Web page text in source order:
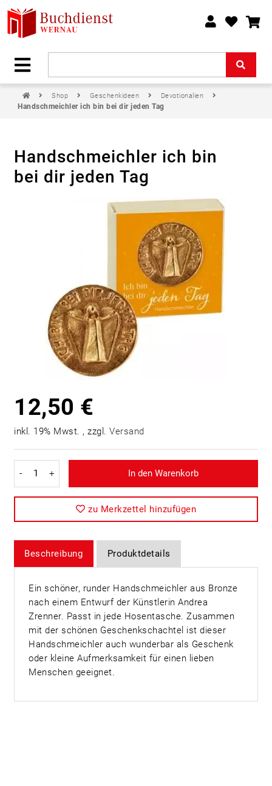
Shop Geschenkideen Devotionalien
Handschmeichler ich bin bei dir jeden Tag
Handschmeichler ich bin
bei dir jeden Tag
12,50 €
inkl. 19% Mwst. , zzgl. Versand
- + In den Warenkorb
zu Merkzettel hinzufügen
Beschreibung Produktdetails
Ein schöner, runder Handschmeichler aus Bronze
nach einem Entwurf der Künstlerin Andrea
Zrenner. Passt in jede Hosentasche. Zusammen
mit der schönen Geschenkschachtel ist dieser
Handschmeichler auch wunderbar als Geschenk
oder kleine Aufmerksamkeit für einen lieben
Menschen geeignet.